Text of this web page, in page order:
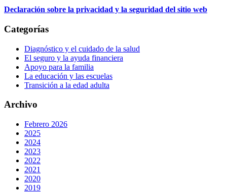
Declaración sobre la privacidad y la seguridad del sitio web
Categorías
Diagnóstico y el cuidado de la salud
El seguro y la ayuda financiera
Apoyo para la familia
La educación y las escuelas
Transición a la edad adulta
Archivo
Febrero 2026
2025
2024
2023
2022
2021
2020
2019